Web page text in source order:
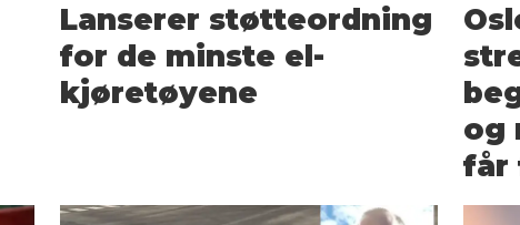
Lanserer støtteordning
for de minste el-
kjøretøyene
og
får